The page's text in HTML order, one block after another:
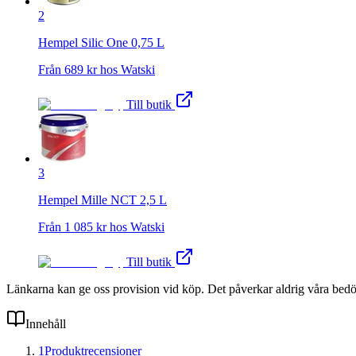
2
Hempel Silic One 0,75 L
Från 689 kr hos Watski
Till butik
3
Hempel Mille NCT 2,5 L
Från 1 085 kr hos Watski
Till butik
Länkarna kan ge oss provision vid köp. Det påverkar aldrig våra
Innehåll
1Produktrecensioner